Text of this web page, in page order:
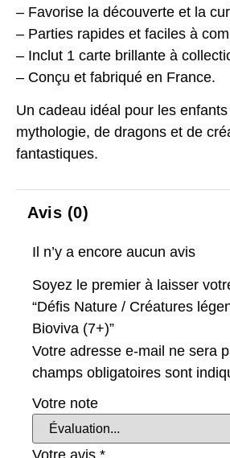
– Favorise la découverte et la
– Parties rapides et faciles à
– Inclut 1 carte brillante à
– Conçu et fabriqué en France.
Un cadeau idéal pour les
mythologie, de dragons et de
fantastiques.
Avis (0)
Il n’y a encore aucun avis
Soyez le premier à laisser
“Défis Nature / Créatures
Bioviva (7+)”
Votre adresse e-mail ne sera
champs obligatoires sont
Votre note